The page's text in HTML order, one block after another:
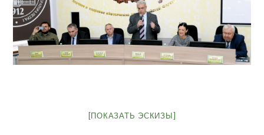
[ПОКАЗАТЬ ЭСКИЗЫ]